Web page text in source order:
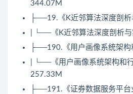
344.07M
├──19.《K近邻算法深度剖析
| └──《K近邻算法深度剖析
├──190.《用户画像系统架构
| └──《用户画像系统架构和
257.33M
├──191.《证券数据服务平台